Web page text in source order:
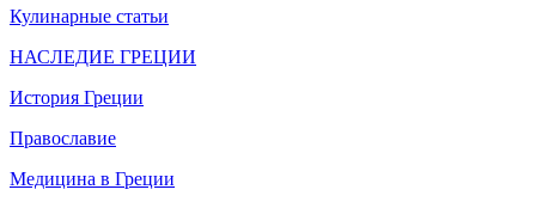
Кулинарные статьи
НАСЛЕДИЕ ГРЕЦИИ
История Греции
Православие
Медицина в Греции